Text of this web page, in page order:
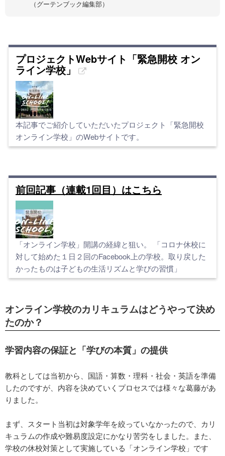
（グーテンブック編集部）
プロジェクトWebサイト「緊急開校 オン
ライン学校」
本記事でご紹介していただいたプロジェクト「緊急開校
オンライン学校」のWebサイトです。
前回記事（連載1回目）はこちら
「オンライン学校」開講の経緯と狙い。 「コロナ休校に
対して始めた１日２回のFacebook上の学校。取り戻した
かったものは子どもの生活リズムと学びの習慣」
オンライン学校のカリキュラムはどうやって決め
たのか？
学習内容の保証と「学びの本質」の提供
教科としては当初から、国語・算数・理科・社会・英語を準備
したのですが、内容を決めていくプロセスでは様々な葛藤があ
りました。
まず、スタート当初は対象学年を絞っていなかったので、カリ
キュラムの作成や難易度設定にかなり苦労をしました。また、
学校の休校対策として実施している「オンライン学校」です